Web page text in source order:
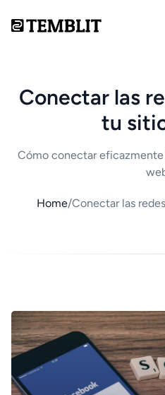
Conectar las
tu
Cómo conectar eficazmente
Home/Conectar las